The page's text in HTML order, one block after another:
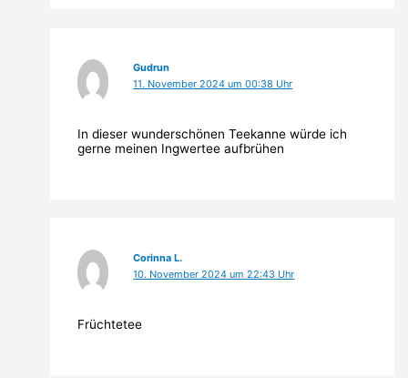
Gudrun
11. November 2024 um 00:38 Uhr
In dieser wunderschönen Teekanne würde ich
gerne meinen Ingwertee aufbrühen
Corinna L.
10. November 2024 um 22:43 Uhr
Früchtetee